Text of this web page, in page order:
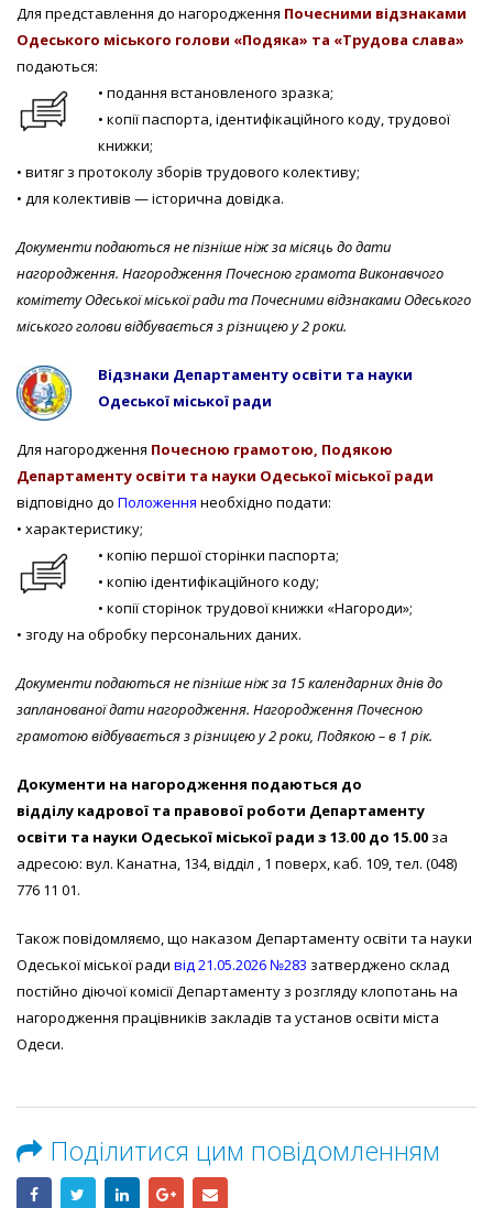
Для представлення до нагородження Почесними відзнаками
Одеського міського голови «Подяка» та «Трудова слава»
подаються:
• подання встановленого зразка;
• копії паспорта, ідентифікаційного коду, трудової
книжки;
• витяг з протоколу зборів трудового колективу;
• для колективів — історична довідка.
Документи подаються не пізніше ніж за місяць до дати
нагородження. Нагородження Почесною грамота Виконавчого
комітету Одеської міської ради та Почесними відзнаками Одеського
міського голови відбувається з різницею у 2 роки.
Відзнаки Департаменту освіти та науки
Одеської міської ради
Для нагородження Почесною грамотою, Подякою
Департаменту освіти та науки Одеської міської ради
відповідно до Положення необхідно подати:
• характеристику;
• копію першої сторінки паспорта;
• копію ідентифікаційного коду;
• копії сторінок трудової книжки «Нагороди»;
• згоду на обробку персональних даних.
Документи подаються не пізніше ніж за 15 календарних днів до
запланованої дати нагородження. Нагородження Почесною
грамотоювідбувається з різницею у 2 роки , Подякою – в 1 рік.
Документи на нагородження подаються до
відділу кадрової та правової роботи Департаменту
освіти та науки Одеської міської ради з 13.00 до 15.00 за
адресою: вул. Канатна, 134, відділ , 1 поверх, каб. 109, тел. (048)
776 11 01.
Також повідомляємо, що наказом Департаменту освіти та науки
Одеської міської ради від 21.05.2026 №283 затверджено склад
постійно діючої комісії Департаменту з розгляду клопотань на
нагородження працівників закладів та установ освіти міста
Одеси.
Поділитися цим повідомленням